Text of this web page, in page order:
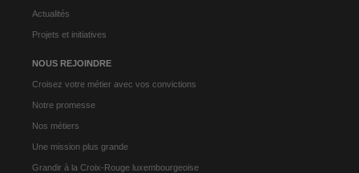
Actualités
Projets et initiatives
NOUS REJOINDRE
Croisez votre métier avec vos convictions
Notre promesse
Nos métiers
Une mission plus grande
Grandir à la Croix-Rouge luxembourgeoise